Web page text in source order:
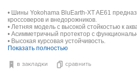
• Шины Yokohama BluEarth-XT AE61
кроссоверов и внедорожников.
• Летняя модель с высокой стойкостью к
• Асимметричный протектор с
• Высокая курсовая устойчивость.
Показать полностью
в закладки сравнить